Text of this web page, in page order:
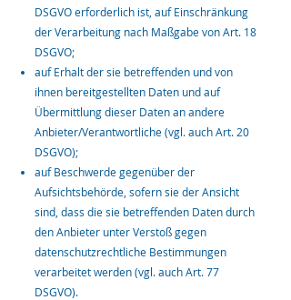
DSGVO erforderlich ist, auf Einschränkung
der Verarbeitung nach Maßgabe von Art. 18
DSGVO;
auf Erhalt der sie betreffenden und von
ihnen bereitgestellten Daten und auf
Übermittlung dieser Daten an andere
Anbieter/Verantwortliche (vgl. auch Art. 20
DSGVO);
auf Beschwerde gegenüber der
Aufsichtsbehörde, sofern sie der Ansicht
sind, dass die sie betreffenden Daten durch
den Anbieter unter Verstoß gegen
datenschutzrechtliche Bestimmungen
verarbeitet werden (vgl. auch Art. 77
DSGVO).